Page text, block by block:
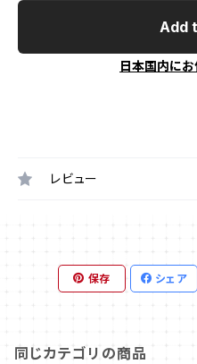
Add
日本国内に
レビュー
保存 シェア
同じカテゴリの商品